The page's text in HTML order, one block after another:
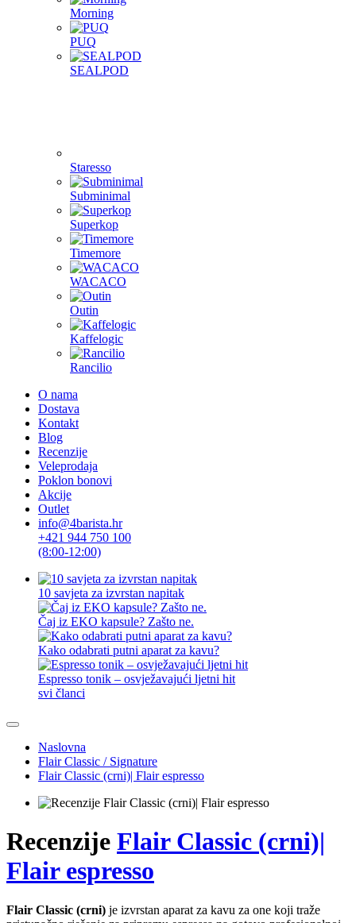
Morning
PUQ
SEALPOD
Staresso
Subminimal
Superkop
Timemore
WACACO
Outin
Kaffelogic
Rancilio
O nama
Dostava
Kontakt
Blog
Recenzije
Veleprodaja
Poklon bonovi
Akcije
Outlet
info@4barista.hr
+421 944 750 100
(8:00-12:00)
10 savjeta za izvrstan napitak
Čaj iz EKO kapsule? Zašto ne.
Kako odabrati putni aparat za kavu?
Espresso tonik – osvježavajući ljetni hit
svi članci
Naslovna
Flair Classic / Signature
Flair Classic (crni)| Flair espresso
Recenzije Flair Classic (crni)|
Flair espresso
Flair Classic (crni) je izvrstan aparat za kavu za one koji traže